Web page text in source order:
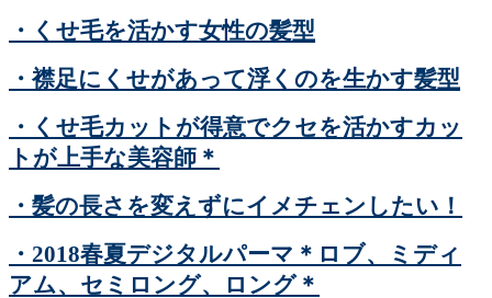
・くせ毛を活かす女性の髪型
・襟足にくせがあって浮くのを生かす髪型
・くせ毛カットが得意でクセを活かすカッ
トが上手な美容師＊
・髪の長さを変えずにイメチェンしたい！
・2018春夏デジタルパーマ＊ロブ、ミディ
アム、セミロング、ロング＊